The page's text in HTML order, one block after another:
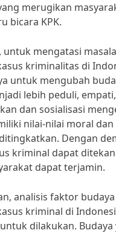
merugikan
bicara KPK.
untuk mengatasi
kriminalitas di
untuk mengubah
lebih peduli,
dan sosialisasi
nilai-nilai moral dan
Dengan
kriminal dapat
dapat terjamin.
analisis faktor
kriminal di
dilakukan. Budaya